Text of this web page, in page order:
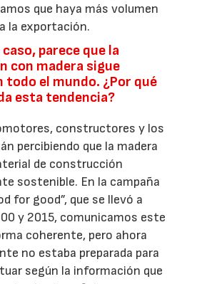
que haya más volumen
la exportación.
parece que la
con madera sigue
todo el mundo. ¿Por qué
esta tendencia?
constructores y los
percibiendo que la madera
de construcción
sostenible. En la campaña
for good”, que se llevó a
y 2015, comunicamos este
coherente, pero ahora
no estaba preparada para
según la información que